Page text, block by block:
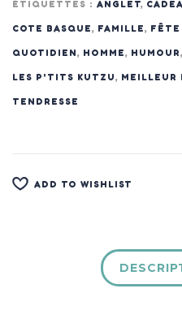
ÉTIQUETTES : ANGLET,
COTE BASQUE, FAMILLE, FÊTE
QUOTIDIEN, HOMME, HUMOUR,
LES P'TITS KUTZU, MEILLEUR
TENDRESSE
ADD TO WISHLIST